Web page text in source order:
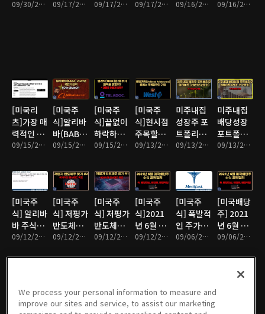
인 NUSI09/30/2021 • 16분
해 공부해
09/17/2021 • 17분
주
09/17/2021 • 18분
하고 있을
09/17/2021 • 15분
하고 있을
09/16/2021 • 17분
(2021년 2
09/16/2021 • 13분
[미국리
츠]가장 매
력적인 리
츠(REITs)
소개합니
다.
09/15/2021 • 3분
[미국주
식]알리바
바(BABA)
실적 분석
분기)
09/15/2021 • 11분
[미국주
식]끝없이
하락하는
텔라닥
에 대한 투
자아이디
어 점검
09/15/2021 • 20분
[미국주
식]현시점
주목할만
한 배당귀
(Dividend
Aristocrat)
09/13/2021 • 15분
미주내집
성장주 포
트폴리오
업데이트
분기)
09/13/2021 • 8분
미주내집
배당성장
포트폴리
오 업데이
년 2분기)
09/13/2021 • 9분
[미국주
식] 알리바
바 주식이
휴지조각
고? 팩트
09/12/2021 • 16분
[미국주
식] 저평가
반도체주
찾기 #209/12/2021 • 18분
[미국주
식] 저평가
반도체주
찾기 #109/12/2021 • 16분
[미국주
식]2021
년 6월 미
국배당주
정리
09/12/2021 • 15분
[미국주
식] 폭발적
인 주가상
승과 배당
이고 있는
Medifast
09/06/2021 • 20분
[미국배당
주] 2021
년 6월 미
국배당주
정리
09/06/2021 • 15분
[미국주
식] 현시점
[미국주
식]동남아
[미국주
식]동남아
[미국주
식]동남아
[미국주
식]2021
We process your personal information to measure and
improve our sites and service, to assist our marketing